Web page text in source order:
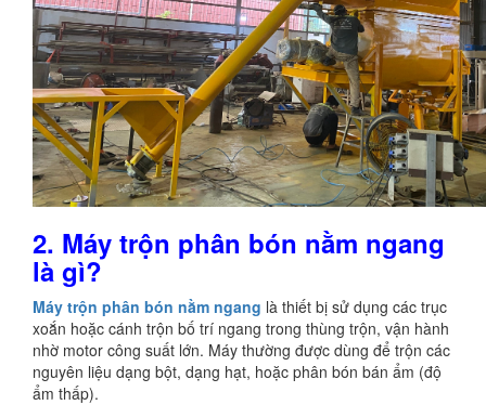
2. Máy trộn phân bón nằm ngang
là gì?
Máy trộn phân bón nằm ngang là thiết bị sử dụng các trục
xoắn hoặc cánh trộn bố trí ngang trong thùng trộn, vận hành
nhờ motor công suất lớn. Máy thường được dùng để trộn các
nguyên liệu dạng bột, dạng hạt, hoặc phân bón bán ẩm (độ
ẩm thấp).